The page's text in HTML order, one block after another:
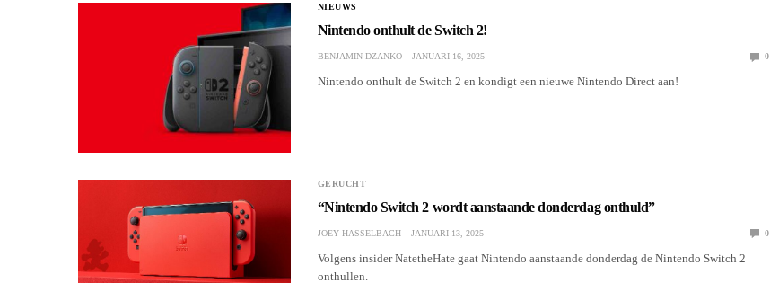
NIEUWS
Nintendo onthult de Switch 2!
BENJAMIN DZANKO JANUARI 16, 2025 0
Nintendo onthult de Switch 2 en kondigt een nieuwe Nintendo Direct aan!
GERUCHT
“Nintendo Switch 2 wordt aanstaande donderdag onthuld”
JOEY HASSELBACH JANUARI 13, 2025 0
Volgens insider NatetheHate gaat Nintendo aanstaande donderdag de Nintendo Switch 2
onthullen.